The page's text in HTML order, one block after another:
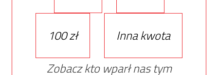
100 zł
Inna kwota
Zobacz kto wparł nas tym